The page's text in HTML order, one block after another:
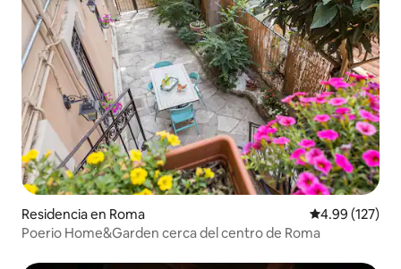
Residencia en Roma Calificación
4.99 (127)
Poerio Home&Garden cerca del centro de Roma